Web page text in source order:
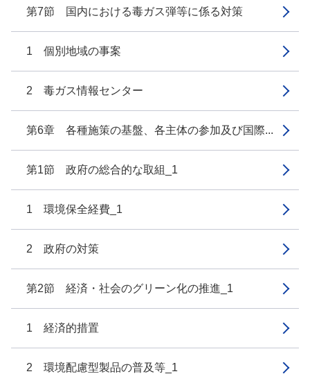
第7節 国内における毒ガス弾等に係る対策
1 個別地域の事案
2 毒ガス情報センター
第6章 各種施策の基盤、各主体の参加及び国際...
第1節 政府の総合的な取組_1
1 環境保全経費_1
2 政府の対策
第2節 経済・社会のグリーン化の推進_1
1 経済的措置
2 環境配慮型製品の普及等_1